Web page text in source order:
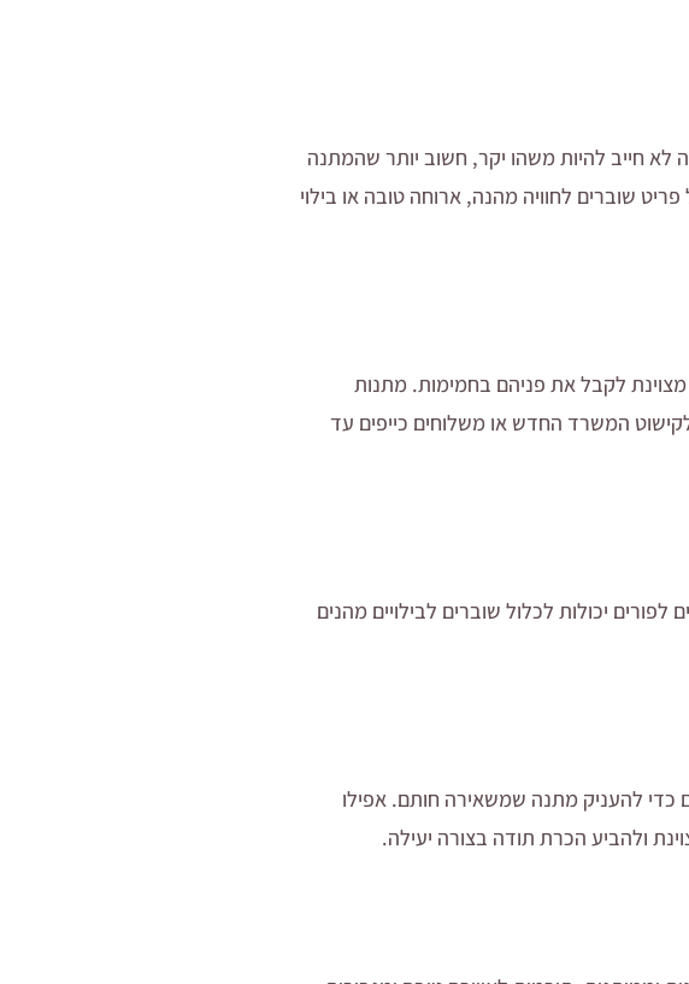
לא חייב להיות משהו יקר, חשוב יותר שהמתנה
שוברים לחוויה מהנה, ארוחה טובה או בילוי
לקבל את פניהם בחמימות. מתנות
המשרד החדש או משלוחים כייפים עד
יכולות לכלול שוברים לבילויים מהנים
כדי להעניק מתנה שמשאירה חותם. אפילו